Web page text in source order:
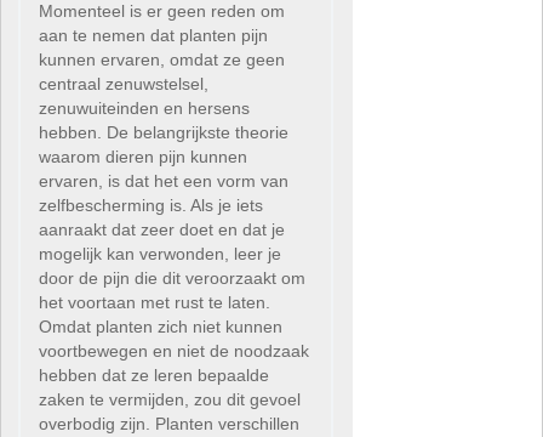
Momenteel is er geen reden om
aan te nemen dat planten pijn
kunnen ervaren, omdat ze geen
centraal zenuwstelsel,
zenuwuiteinden en hersens
hebben. De belangrijkste theorie
waarom dieren pijn kunnen
ervaren, is dat het een vorm van
zelfbescherming is. Als je iets
aanraakt dat zeer doet en dat je
mogelijk kan verwonden, leer je
door de pijn die dit veroorzaakt om
het voortaan met rust te laten.
Omdat planten zich niet kunnen
voortbewegen en niet de noodzaak
hebben dat ze leren bepaalde
zaken te vermijden, zou dit gevoel
overbodig zijn. Planten verschillen